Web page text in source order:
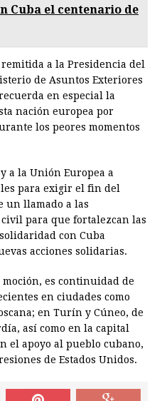
Cuba el centenario de
a la Presidencia del
de Asuntos Exteriores
en especial la
nación europea por
los peores momentos
a la Unión Europea a
para exigir el fin del
un llamado a las
para que fortalezcan las
con Cuba
acciones solidarias.
es continuidad de
en ciudades como
en Turín y Cúneo, de
así como en la capital
el apoyo al pueblo cubano,
de Estados Unidos.